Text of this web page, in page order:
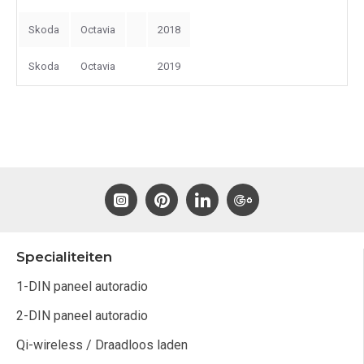
Skoda Octavia 2018
Skoda Octavia 2019
Specialiteiten
1-DIN paneel autoradio
2-DIN paneel autoradio
Qi-wireless / Draadloos laden